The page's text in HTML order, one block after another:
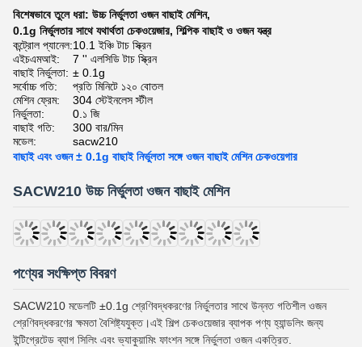
বিশেষভাবে তুলে ধরা: উচ্চ নির্ভুলতা ওজন বাছাই মেশিন,
0.1g নির্ভুলতার সাথে যথার্থতা চেকওয়েজার, শিল্পিক বাছাই ও ওজন যন্ত্র
কন্ট্রোল প্যানেল:10.1 ইঞ্চি টাচ স্ক্রিন
এইচএমআই:
7 '' এলসিডি টাচ স্ক্রিন
বাছাই নির্ভুলতা: ± 0.1g
সর্বোচ্চ গতি:
প্রতি মিনিটে ১২০ বোতল
মেশিন ফ্রেম:
304 স্টেইনলেস স্টীল
নির্ভুলতা:
0.১ জি
বাছাই গতি:
300 বার/মিন
মডেল:
sacw210
বাছাই এবং ওজন ± 0.1g বাছাই নির্ভুলতা সঙ্গে ওজন বাছাই মেশিন চেকওয়েগার
SACW210 উচ্চ নির্ভুলতা ওজন বাছাই মেশিন
পণ্যের সংক্ষিপ্ত বিবরণ
SACW210 মডেলটি ±0.1g শ্রেণিবদ্ধকরণের নির্ভুলতার সাথে উন্নত গতিশীল ওজন
শ্রেণিবদ্ধকরণের ক্ষমতা বৈশিষ্ট্যযুক্ত।এই শিল্প চেকওয়েজার ব্যাপক পণ্য হ্যান্ডলিং জন্য
ইন্টিগ্রেটেড ব্যাগ সিলিং এবং ভ্যাকুয়ামিং ফাংশন সঙ্গে নির্ভুলতা ওজন একত্রিত.